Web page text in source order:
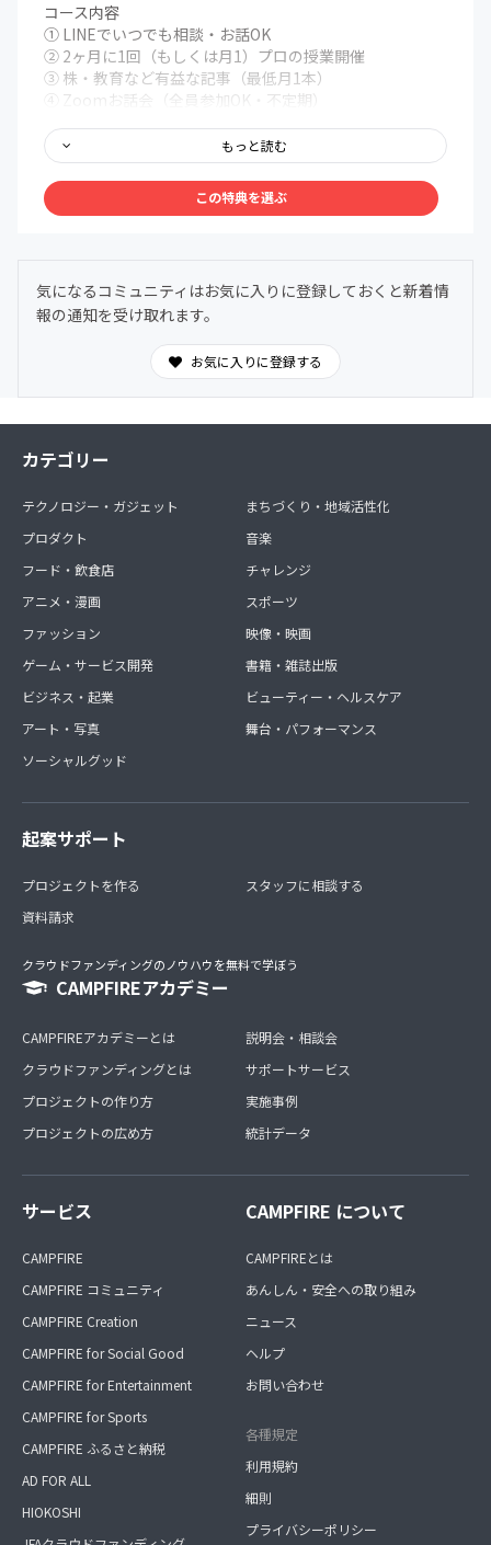
コース内容
① LINEでいつでも相談・お話OK
② 2ヶ月に1回（もしくは月1）プロの授業開催
③ 株・教育など有益な記事（最低月1本）
④ Zoomお話会（全員参加OK・不定期）
⑥ 美容クリニックやおすすめ店の割引・紹介、予約できな
いお店とかも一回相談して！
⑦ コラボ商品のオンラインサロンメンバー限定割引・先行
販売
①～⑧まではベーシックプランと同じです。
スペシャルプランは以下の特典がプラスされます。
★1対1のZoom40分（月1、候補日程の中から自己申請
くだらない会話から迷っている事や悩み、重い話、人に聞
★1100円コース限定の少人数グループLINE参加(これまで
のスペシャルプランメンバーも在籍)
もっと読む
この特典を選ぶ
気になるコミュニティはお気に入りに登録しておくと新着情
報の通知を受け取れます。
お気に入りに登録する
カテゴリー
テクノロジー・ガジェット
プロダクト
フード・飲食店
アニメ・漫画
ファッション
ゲーム・サービス開発
ビジネス・起業
アート・写真
ソーシャルグッド
まちづくり・地域活性化
音楽
チャレンジ
スポーツ
映像・映画
書籍・雑誌出版
ビューティー・ヘルスケア
舞台・パフォーマンス
起案サポート
プロジェクトを作る
資料請求
スタッフに相談する
クラウドファンディングのノウハウを無料で学ぼう
CAMPFIREアカデミー
CAMPFIREアカデミーとは
クラウドファンディングとは
プロジェクトの作り方
プロジェクトの広め方
説明会・相談会
サポートサービス
実施事例
統計データ
サービス
CAMPFIRE
CAMPFIRE コミュニティ
CAMPFIRE Creation
CAMPFIRE for Social Good
CAMPFIRE for Entertainment
CAMPFIRE for Sports
CAMPFIRE ふるさと納税
AD FOR ALL
HIOKOSHI
CAMPFIRE について
CAMPFIREとは
あんしん・安全への取り組み
ニュース
ヘルプ
お問い合わせ
各種規定
利用規約
細則
プライバシーポリシー